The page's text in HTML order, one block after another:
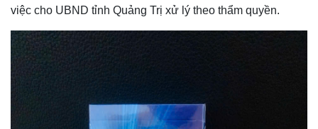
Thế giới
Quan sát
Cuộc sống đó đây
Infographic
việc cho UBND tỉnh Quảng Trị xử lý theo thẩm quyền.